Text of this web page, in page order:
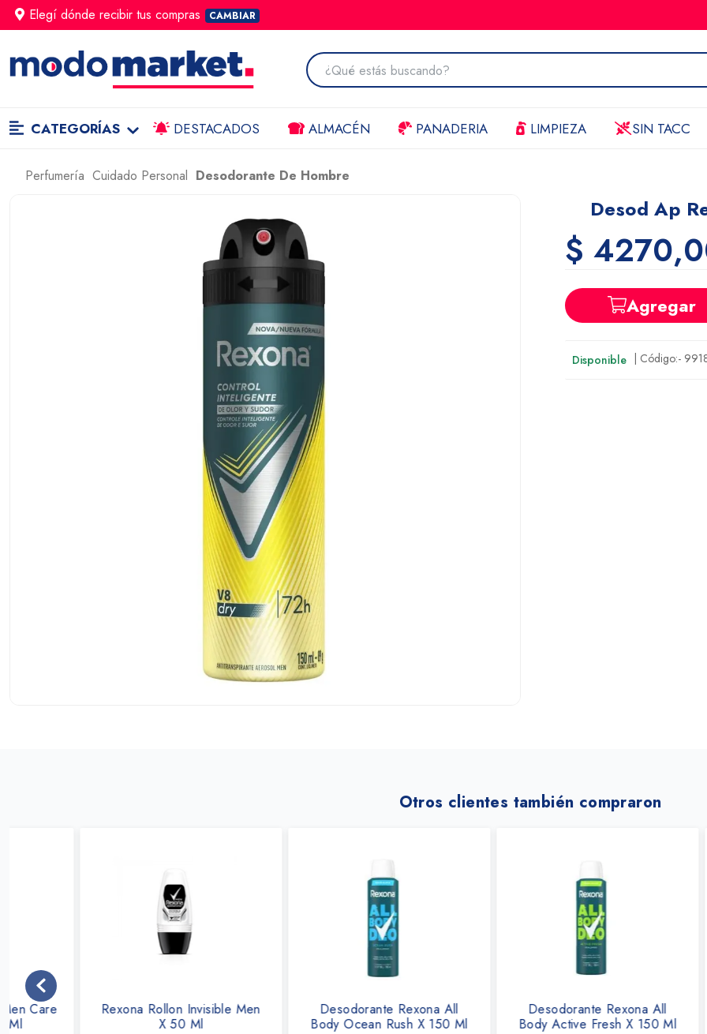
Elegí dónde recibir tus compras CAMBIAR
CATEGORÍAS DESTACADOS ALMACÉN PANADERIA LIMPIEZA SIN TACC
Perfumería Cuidado Personal Desodorante De Hombre
Desod Ap
$
Agregar
Disponible | Código:-
Otros clientes también compraron
Rexona Rollon Invisible Men
Desodorante Rexona All
Body Ocean Rush X 150 Ml
Desodorante Rexona All
Body Active Fresh X 150 Ml